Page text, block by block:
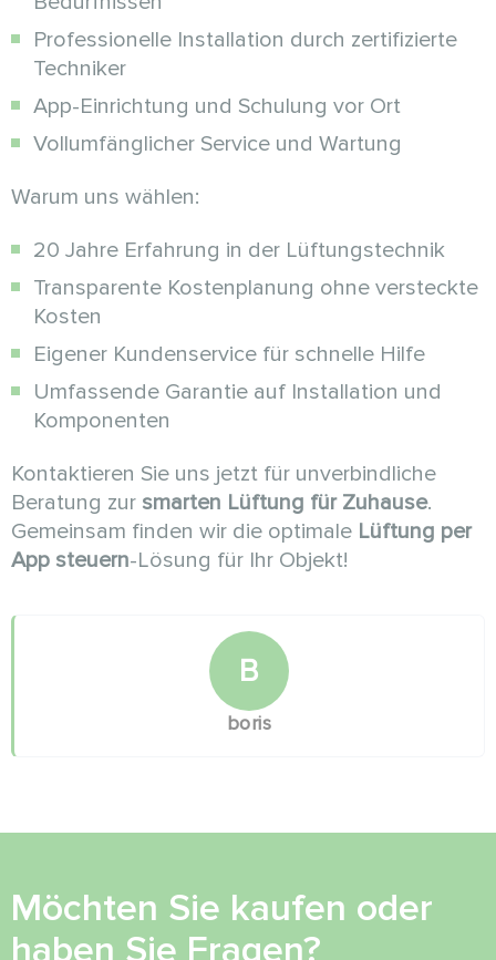
Professionelle Installation durch zertifizierte
Techniker
App-Einrichtung und Schulung vor Ort
Vollumfänglicher Service und Wartung
Warum uns wählen:
20 Jahre Erfahrung in der Lüftungstechnik
Transparente Kostenplanung ohne versteckte
Kosten
Eigener Kundenservice für schnelle Hilfe
Umfassende Garantie auf Installation und
Komponenten
Kontaktieren Sie uns jetzt für unverbindliche
Beratung zur smarten Lüftung für Zuhause.
Gemeinsam finden wir die optimale Lüftung per
App steuern-Lösung für Ihr Objekt!
B
boris
Möchten Sie kaufen oder